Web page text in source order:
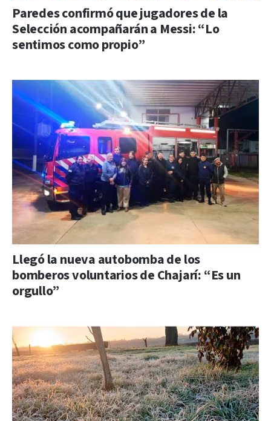
Paredes confirmó que jugadores de la
Selección acompañarán a Messi: “Lo
sentimos como propio”
Llegó la nueva autobomba de los
bomberos voluntarios de Chajarí: “Es un
orgullo”